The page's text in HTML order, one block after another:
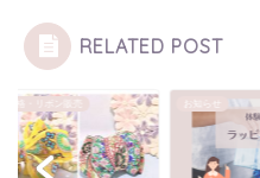
RELATED POST